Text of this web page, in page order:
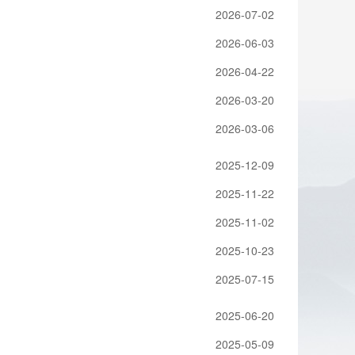
2026-07-02
2026-06-03
2026-04-22
2026-03-20
2026-03-06
2025-12-09
2025-11-22
2025-11-02
2025-10-23
2025-07-15
2025-06-20
2025-05-09